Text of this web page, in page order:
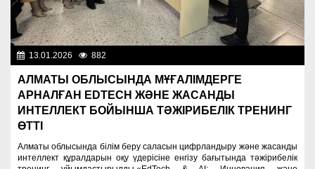
13.01.2026 882
АЛМАТЫ ОБЛЫСЫНДА МҰҒАЛІМДЕРГЕ
АРНАЛҒАН EDTECH ЖӘНЕ ЖАСАНДЫ
ИНТЕЛЛЕКТ БОЙЫНША ТӘЖІРИБЕЛІК ТРЕНИНГ
ӨТТІ
Алматы облысында білім беру саласын цифрландыру және жасанды
интеллект құралдарын оқу үдерісіне енгізу бағытында тәжірибелік